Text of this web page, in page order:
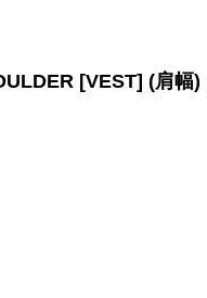
[VEST] (肩幅